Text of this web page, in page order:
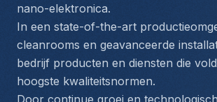
nano-elektronica.
In een state-of-the-art
cleanrooms en geavanceerde
bedrijf producten en diensten die
hoogste kwaliteitsnormen.
Door continue groei en